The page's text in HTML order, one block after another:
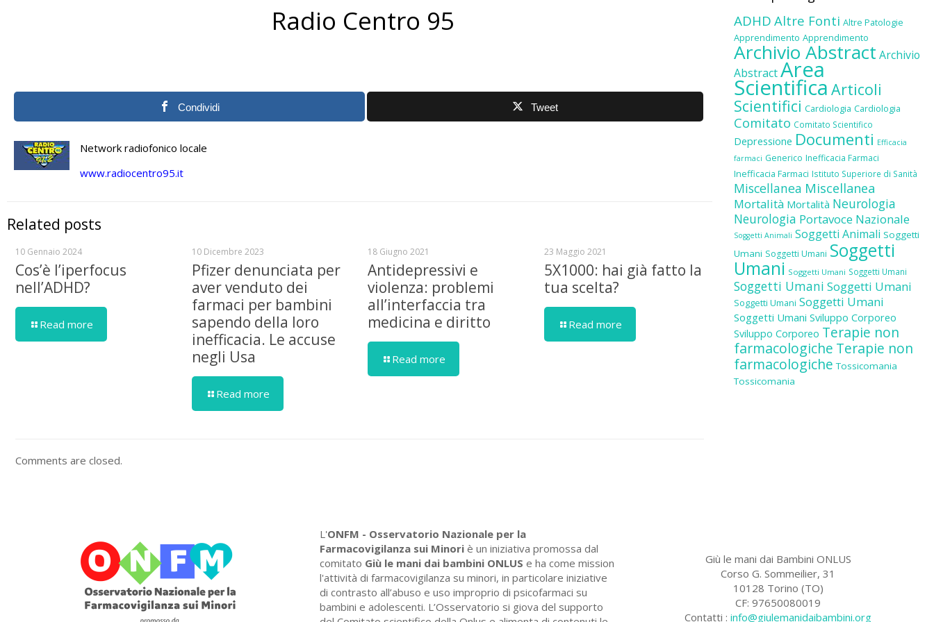
Radio Centro 95
Condividi Tweet
Network radiofonico locale
www.radiocentro95.it
Related posts
10 Gennaio 2024
Cos’è l’iperfocus
nell’ADHD?
Read more
10 Dicembre 2023
Pfizer denunciata per
aver venduto dei
farmaci per bambini
sapendo della loro
inefficacia. Le accuse
negli Usa
Read more
18 Giugno 2021
Antidepressivi e
violenza: problemi
all’interfaccia tra
medicina e diritto
Read more
23 Maggio 2021
5X1000: hai già fatto la
tua scelta?
Read more
Comments are closed.
ADHD Altre Fonti Altre Patologie
Apprendimento Apprendimento
Archivio Abstract Archivio
AbstractArea
Scientifica Articoli
Scientifici Cardiologia Cardiologia
Comitato Comitato Scientifico
Depressione Documenti Efficacia
farmaci Generico Inefficacia Farmaci
Inefficacia Farmaci Istituto Superiore di Sanità
Miscellanea Miscellanea
Mortalità Mortalità Neurologia
Neurologia Portavoce Nazionale
Soggetti Animali Soggetti Animali Soggetti
Umani Soggetti Umani Soggetti
Umani Soggetti Umani Soggetti Umani
Soggetti Umani Soggetti Umani
Soggetti Umani Soggetti Umani
Soggetti Umani Sviluppo Corporeo
Sviluppo Corporeo Terapie non
farmacologiche Terapie non
farmacologiche Tossicomania
Tossicomania
L'ONFM - Osservatorio Nazionale per la
Farmacovigilanza sui Minori è un iniziativa promossa dal
comitato Giù le mani dai bambini ONLUS e ha come mission
l'attività di farmacovigilanza su minori, in particolare iniziative
di contrasto all’abuso e uso improprio di psicofarmaci su
bambini e adolescenti. L’Osservatorio si giova del supporto
Giù le mani dai Bambini ONLUS
Corso G. Sommeilier, 31
10128 Torino (TO)
CF: 97650080019
Contatti :info@giulemanidaibambini.org